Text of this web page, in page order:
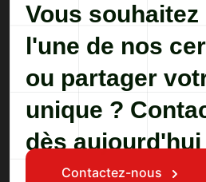
Vous
l'une de nos
ou partager
unique ?
dès aujourd'hui
Contactez-nous